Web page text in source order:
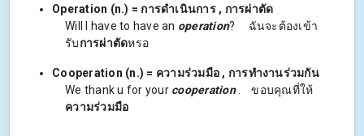
Operation (n.) = การดำเนินการ , การผ่าตัด
Will I have to have an operation? ฉันจะต้องเข้า
รับการผ่าตัดหรอ
Cooperation (n.) = ความร่วมมือ , การทำงานร่วมกัน
We thank u for your cooperation . ขอบคุณที่ให้
ความร่วมมือ